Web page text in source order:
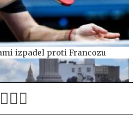
izpadel proti Francozu